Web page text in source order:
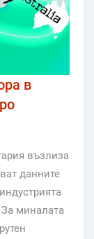
в
възлиза
данните
За миналата